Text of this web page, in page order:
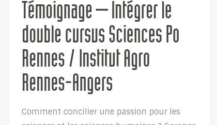
Témoignage – Intégrer le
double cursus Sciences Po
Rennes / Institut Agro
Rennes-Angers
Comment concilier une passion pour les